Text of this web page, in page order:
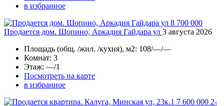
в избранное
8 700 000
Продается дом. Шопино, Аркадия Гайдара ул 3 августа 2026
Площадь (общ. /жил. /кухня), м2: 108/—/—
Комнат: 3
Этаж: —/1
Посмотреть на карте
в избранное
7 600 000 2-